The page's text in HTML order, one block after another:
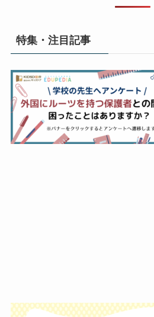
特集・注目記事